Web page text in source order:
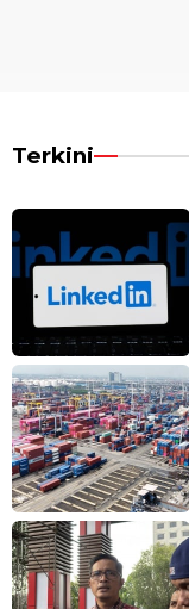
Terkini